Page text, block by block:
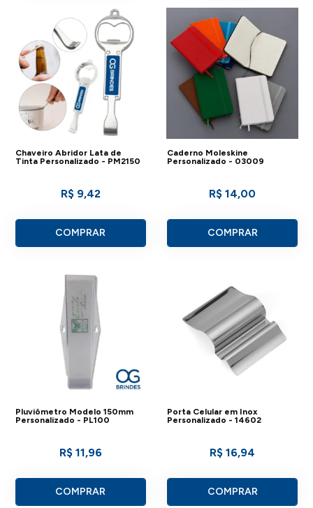
Chaveiro Abridor Lata de
Tinta Personalizado - PM2150
R$ 9,42
COMPRAR
Caderno Moleskine
Personalizado - 03009
R$ 14,00
COMPRAR
Pluviômetro Modelo 150mm
Personalizado - PL100
R$ 11,96
COMPRAR
Porta Celular em Inox
Personalizado - 14602
R$ 16,94
COMPRAR